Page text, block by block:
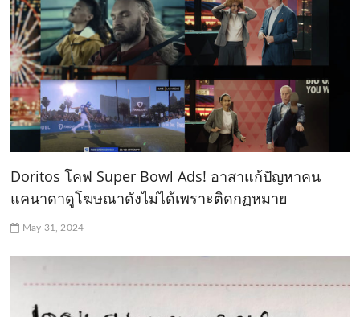
o
m
m
c
o
m
Doritos โคฟ Super Bowl Ads! อาสาแก้ปัญหาคน
แคนาดาดูโฆษณาดังไม่ได้เพราะติดกฏหมาย
May 31, 2024